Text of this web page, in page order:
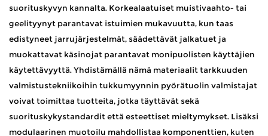
suorituskyvyn kannalta. Korkealaatuiset muistivaahto- tai
geelityynyt parantavat istuimien mukavuutta, kun taas
edistyneet jarrujärjestelmät, säädettävät jalkatuet ja
muokattavat käsinojat parantavat monipuolisten käyttäjien
käytettävyyttä. Yhdistämällä nämä materiaalit tarkkuuden
valmistustekniikoihin tukkumyynnin pyörätuolin valmistajat
voivat toimittaa tuotteita, jotka täyttävät sekä
suorituskykystandardit että esteettiset mieltymykset. Lisäksi
modulaarinen muotoilu mahdollistaa komponenttien, kuten